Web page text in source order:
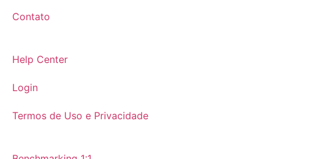
Contato
Help Center
Login
Termos de Uso e Privacidade